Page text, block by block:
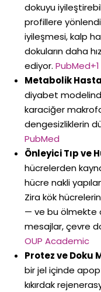
dokuyu
profillere
iyileşmesi, kalp
dokuların daha
ediyor.PubMed+1
Metabolik
diyabet
karaciğer
dengesizliklerin
PubMed
Önleyici Tıp ve
hücrelerden
hücre nakli
Zira kök
— ve bu ölmekte
mesajlar, çevre
OUP Academic
Protez ve Doku
bir jel içinde
kıkırdak